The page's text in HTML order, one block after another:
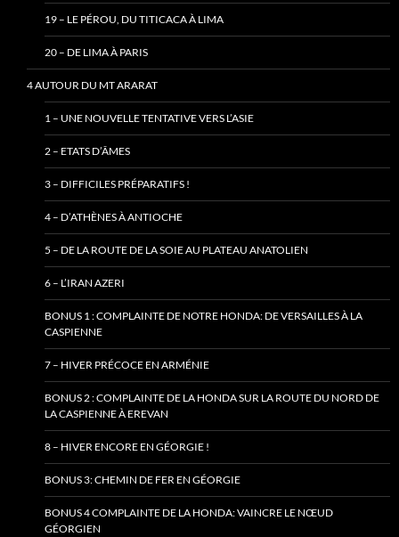
19 – LE PÉROU, DU TITICACA À LIMA
20 – DE LIMA À PARIS
4 AUTOUR DU MT ARARAT
1 – UNE NOUVELLE TENTATIVE VERS L’ASIE
2 – ETATS D’ÂMES
3 – DIFFICILES PRÉPARATIFS !
4 – D’ATHÈNES À ANTIOCHE
5 – DE LA ROUTE DE LA SOIE AU PLATEAU ANATOLIEN
6 – L’IRAN AZERI
BONUS 1 : COMPLAINTE DE NOTRE HONDA: DE VERSAILLES À LA
CASPIENNE
7 – HIVER PRÉCOCE EN ARMÉNIE
BONUS 2 : COMPLAINTE DE LA HONDA SUR LA ROUTE DU NORD DE
LA CASPIENNE À EREVAN
8 – HIVER ENCORE EN GÉORGIE !
BONUS 3: CHEMIN DE FER EN GÉORGIE
BONUS 4 COMPLAINTE DE LA HONDA: VAINCRE LE NŒUD
GÉORGIEN